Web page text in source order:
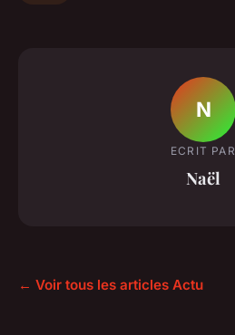
N
ECRIT PAR
Naël
← Voir tous les articles Actu